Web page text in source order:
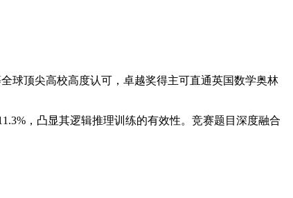
球顶尖高校高度认可，卓越奖得主可直通英国数学奥林
，凸显其逻辑推理训练的有效性。竞赛题目深度融合